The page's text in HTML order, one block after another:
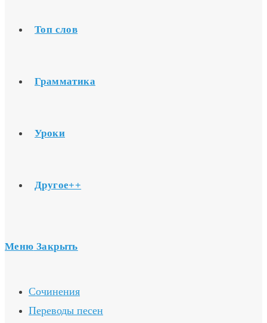
Топ слов
Грамматика
Уроки
Другое++
Меню Закрыть
Сочинения
Переводы песен